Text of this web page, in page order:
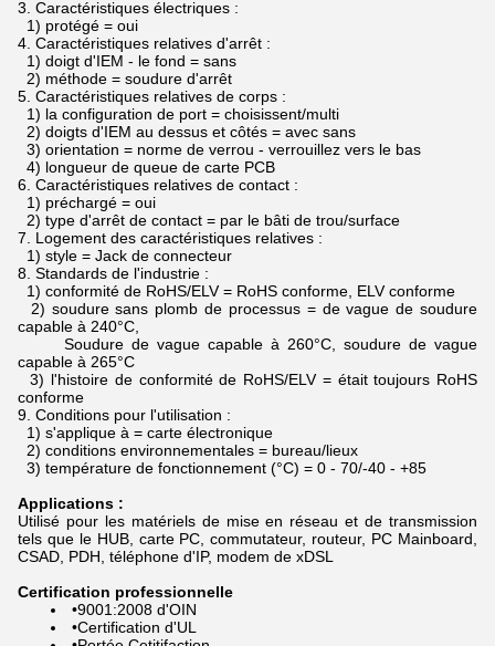
3. Caractéristiques électriques :
1) protégé = oui
4. Caractéristiques relatives d'arrêt :
1) doigt d'IEM - le fond = sans
2) méthode = soudure d'arrêt
5. Caractéristiques relatives de corps :
1) la configuration de port = choisissent/multi
2) doigts d'IEM au dessus et côtés = avec sans
3) orientation = norme de verrou - verrouillez vers le bas
4) longueur de queue de carte PCB
6. Caractéristiques relatives de contact :
1) préchargé = oui
2) type d'arrêt de contact = par le bâti de trou/surface
7. Logement des caractéristiques relatives :
1) style = Jack de connecteur
8. Standards de l'industrie :
1) conformité de RoHS/ELV = RoHS conforme, ELV conforme
2) soudure sans plomb de processus = de vague de soudure
capable à 240°C,
Soudure de vague capable à 260°C, soudure de vague
capable à 265°C
3) l'histoire de conformité de RoHS/ELV = était toujours RoHS
conforme
9. Conditions pour l'utilisation :
1) s'applique à = carte électronique
2) conditions environnementales = bureau/lieux
3) température de fonctionnement (°C) = 0 - 70/-40 - +85
Applications :
Utilisé pour les matériels de mise en réseau et de transmission
tels que le HUB, carte PC, commutateur, routeur, PC Mainboard,
CSAD, PDH, téléphone d'IP, modem de xDSL
Certification professionnelle
•9001:2008 d'OIN
•Certification d'UL